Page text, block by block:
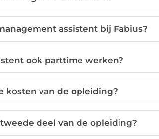
assistent bij Fabius?
ook parttime werken?
kosten van de opleiding?
deel van de opleiding?